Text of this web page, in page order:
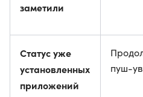
заметили
Статус уже
установленных
приложений
пуш-